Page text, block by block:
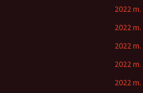
2022
2022
2022
2022
2022